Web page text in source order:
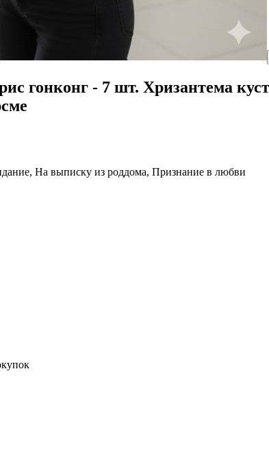
гонконг - 7 шт. Хризантема
На выписку из роддома, Признание в любви